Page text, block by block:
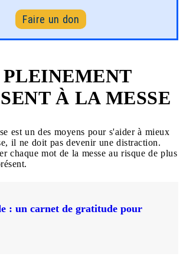
Faire un don
À LA MESSE
est un des moyens pour s'aider à mieux
il ne doit pas devenir une distraction.
chaque mot de la messe au risque de plus
: un carnet de gratitude pour